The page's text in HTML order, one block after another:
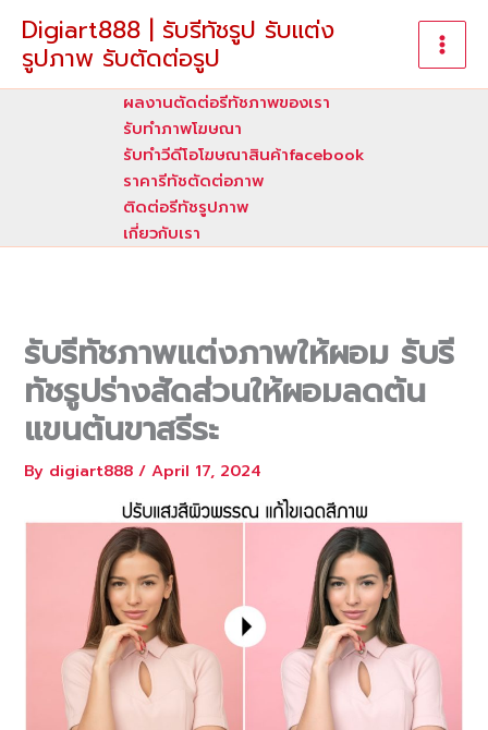
content
Digiart888 | รับรีทัชรูป รับแต่ง
รูปภาพ รับตัดต่อรูป
ผลงานตัดต่อรีทัชภาพของเรา
รับทําภาพโฆษณา
รับทำวีดีโอโฆษณาสินค้าfacebook
ราคารีทัชตัดต่อภาพ
ติดต่อรีทัชรูปภาพ
เกี่ยวกับเรา
รับรีทัชภาพแต่งภาพให้ผอม รับรี
ทัชรูปร่างสัดส่วนให้ผอมลดต้น
แขนต้นขาสรีระ
By digiart888/April 17, 2024